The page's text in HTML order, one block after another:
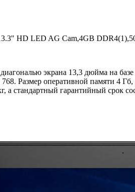
HD LED AG Cam,4GB
экрана 13,3 дюйма на
Размер оперативной памяти 4
а стандартный гарантийный срок